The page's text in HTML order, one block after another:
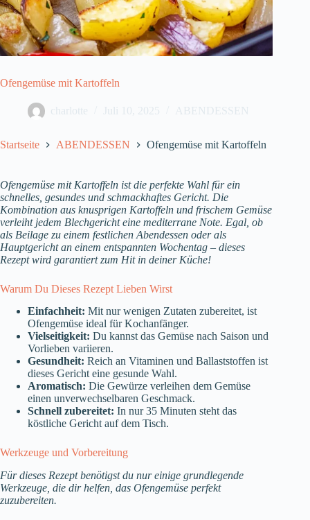
Ofengemüse mit Kartoffeln
charlotte Juli 10, 2025 ABENDESSEN
Startseite ABENDESSEN Ofengemüse mit Kartoffeln
Ofengemüse mit Kartoffeln ist die perfekte Wahl für ein
schnelles, gesundes und schmackhaftes Gericht. Die
Kombination aus knusprigen Kartoffeln und frischem Gemüse
verleiht jedem Blechgericht eine mediterrane Note. Egal, ob
als Beilage zu einem festlichen Abendessen oder als
Hauptgericht an einem entspannten Wochentag – dieses
Rezept wird garantiert zum Hit in deiner Küche!
Warum Du Dieses Rezept Lieben Wirst
Einfachheit: Mit nur wenigen Zutaten zubereitet, ist
Ofengemüse ideal für Kochanfänger.
Vielseitigkeit: Du kannst das Gemüse nach Saison und
Vorlieben variieren.
Gesundheit: Reich an Vitaminen und Ballaststoffen ist
dieses Gericht eine gesunde Wahl.
Aromatisch: Die Gewürze verleihen dem Gemüse
einen unverwechselbaren Geschmack.
Schnell zubereitet: In nur 35 Minuten steht das
köstliche Gericht auf dem Tisch.
Werkzeuge und Vorbereitung
Für dieses Rezept benötigst du nur einige grundlegende
Werkzeuge, die dir helfen, das Ofengemüse perfekt
zuzubereiten.